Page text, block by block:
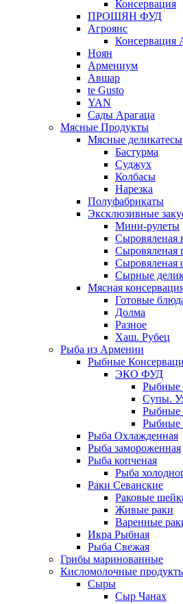
Консервация
ПРОШЯН ФУД
Агроянс
Консервация
Ноян
Армениум
Авшар
te Gusto
YAN
Сады Арагаца
Мясные Продукты
Мясные деликатесы
Бастурма
Суджух
Колбасы
Нарезка
Полуфабрикаты
Эксклюзивные
Мини-рулеты
Сыровяленая
Сыровяленая
Сыровяленая
Сырные
Мясная
Готовые
Долма
Разное
Хаш. Рубец
Рыба из Армении
Рыбные
ЭКО ФУД
Рыбные
Супы.
Рыбные
Рыбные
Рыба Охлажденная
Рыба замороженная
Рыба копченая
Рыба
Раки Севанские
Раковые
Живые раки
Варенные
Икра Рыбная
Рыба Свежая
Грибы маринованные
Кисломолочные
Сыры
Сыр Чанах